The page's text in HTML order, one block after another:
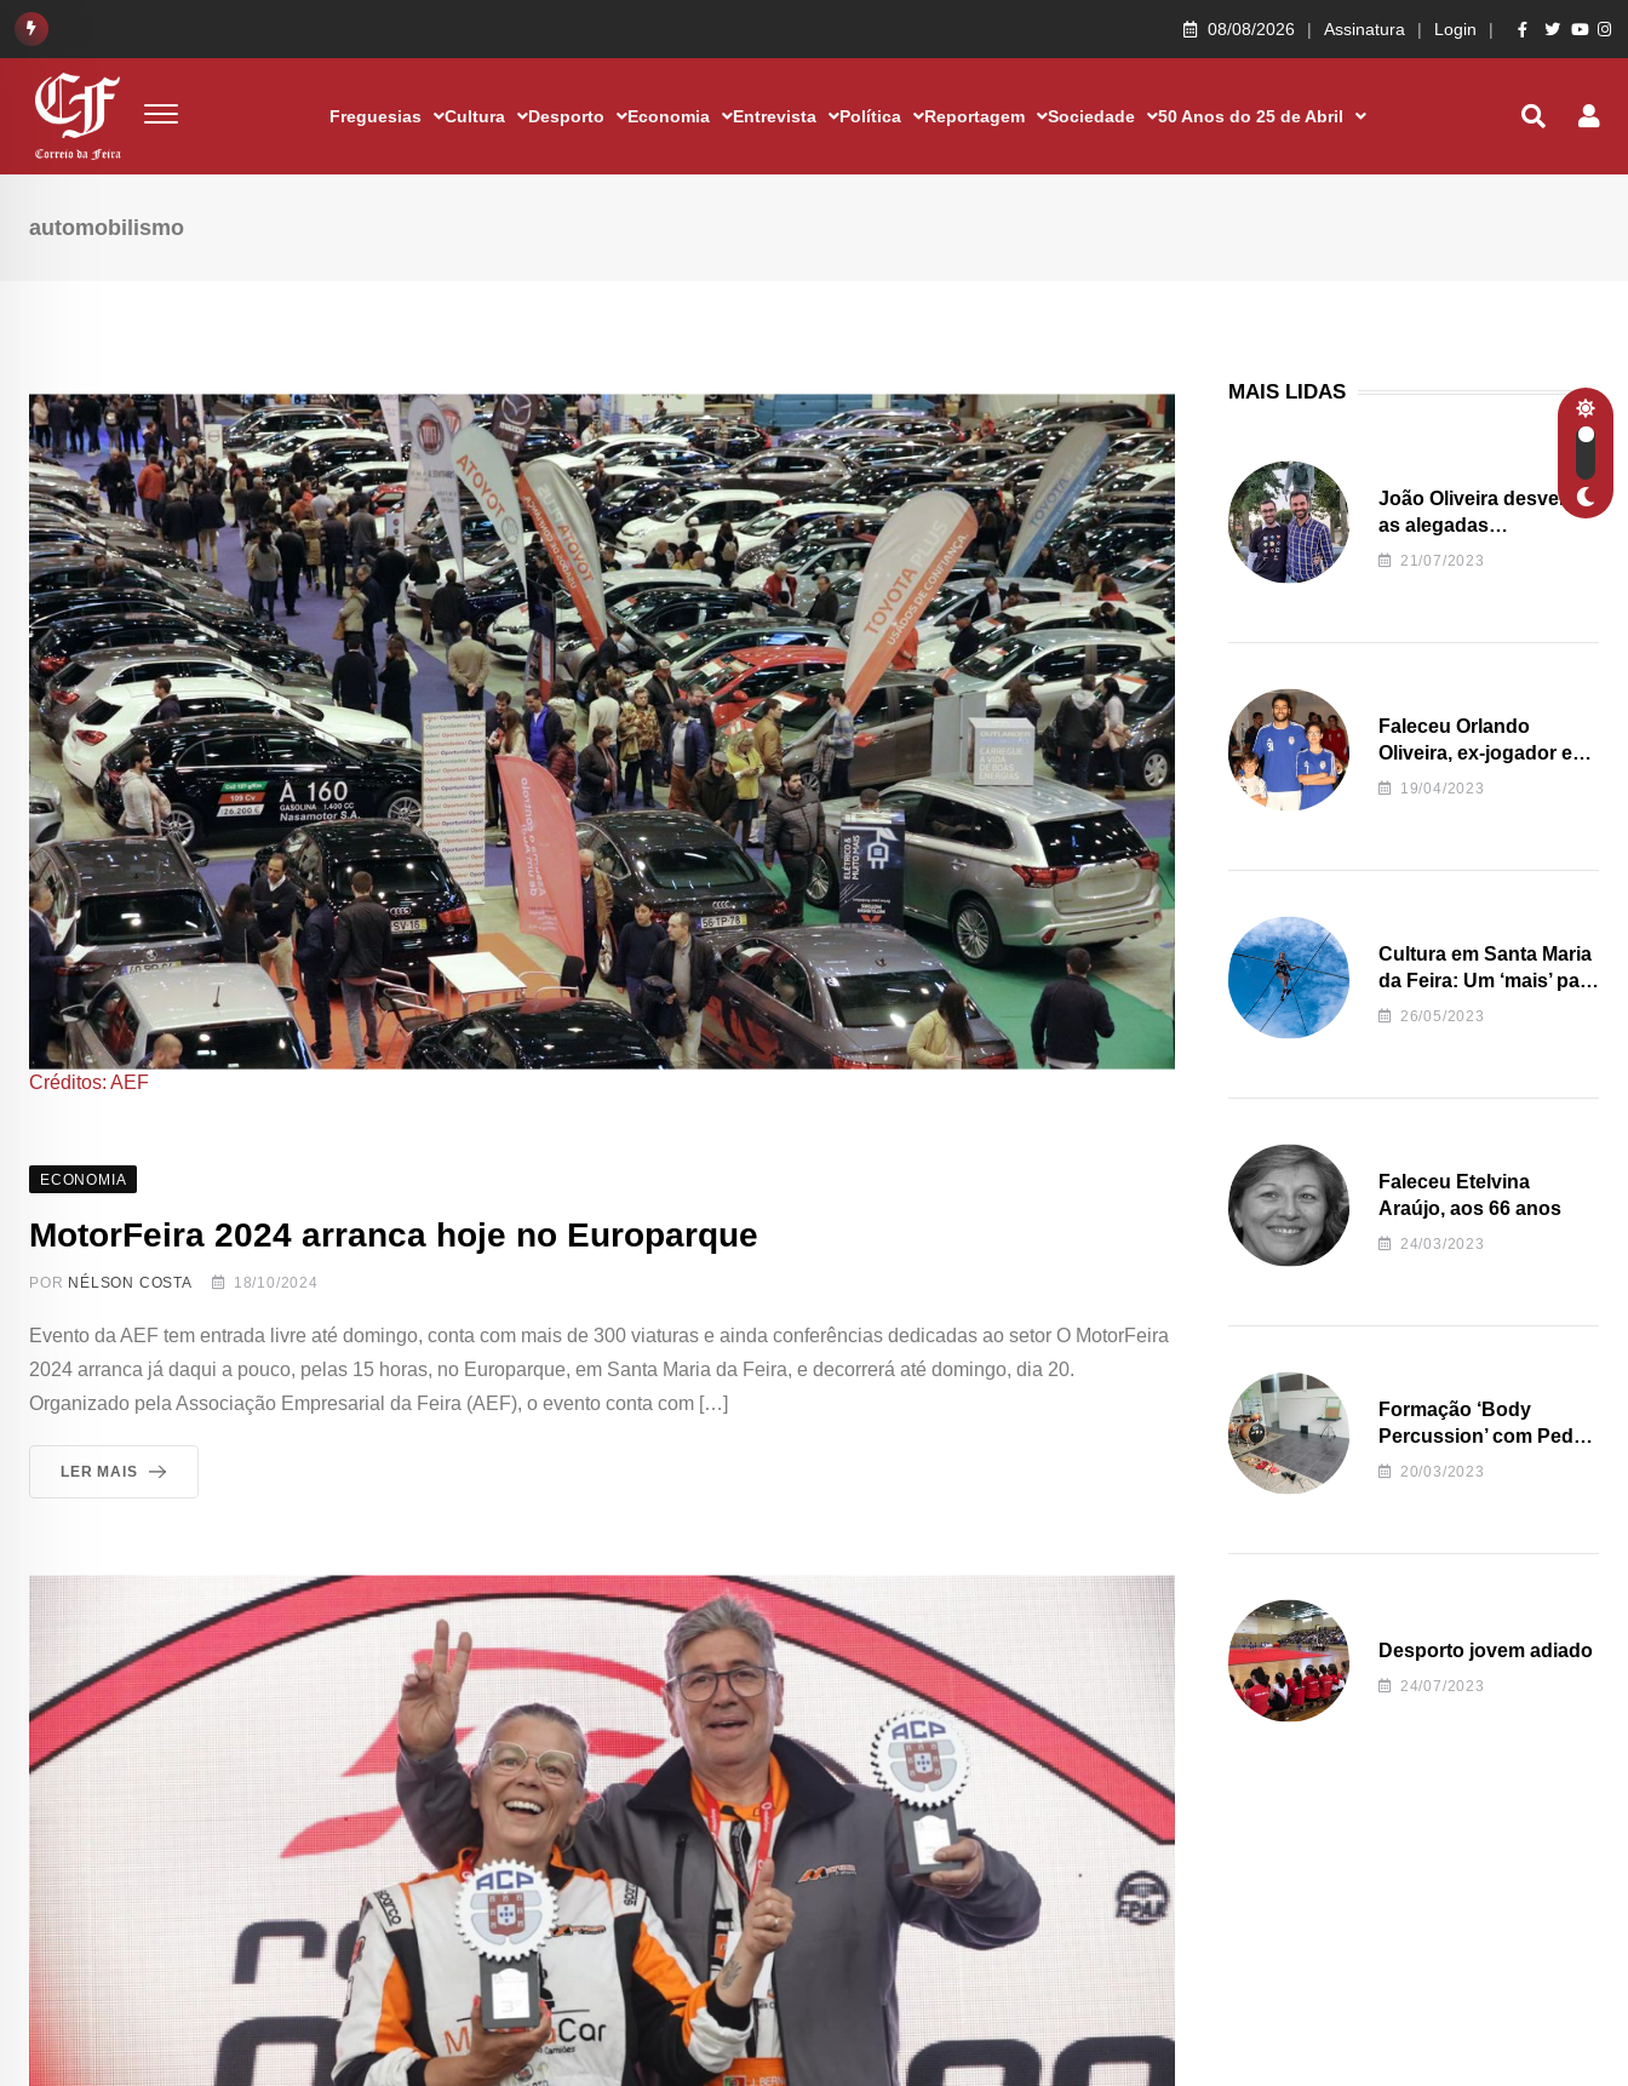
08/08/2026 Assinatura Login
Freguesias Cultura Desporto Economia Entrevista Política Reportagem Sociedade 50 Anos do 25 de Abril
automobilismo
Créditos: AEF
ECONOMIA
MotorFeira 2024 arranca hoje no Europarque
POR NÉLSON COSTA 18/10/2024
Evento da AEF tem entrada livre até domingo, conta com mais de 300 viaturas e ainda conferências dedicadas ao setor O MotorFeira
2024 arranca já daqui a pouco, pelas 15 horas, no Europarque, em Santa Maria da Feira, e decorrerá até domingo, dia 20.
Organizado pela Associação Empresarial da Feira (AEF), o evento conta com […]
LER MAIS
MAIS LIDAS
João Oliveira desvenda
as alegadas
irregularidades da
21/07/2023
Faleceu Orlando
Oliveira, ex-jogador e
treinador da formação
19/04/2023
Cultura em Santa Maria
da Feira: Um ‘mais’ para
o Concelho
26/05/2023
Faleceu Etelvina
Araújo, aos 66 anos
24/03/2023
Formação ‘Body
Percussion’ com Pedro
Almeida
20/03/2023
Desporto jovem adiado
24/07/2023